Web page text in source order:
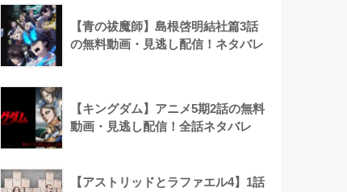
【青の祓魔師】島根啓明結社篇3話
の無料動画・見逃し配信！ネタバレ
【キングダム】アニメ5期2話の無料
動画・見逃し配信！全話ネタバレ
【アストリッドとラファエル4】1話